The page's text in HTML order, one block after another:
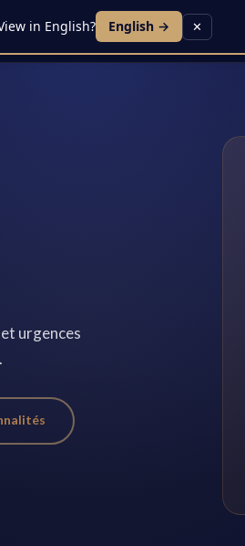
urgences
in English? English → ✕